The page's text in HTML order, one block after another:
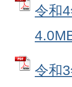
令和
令和